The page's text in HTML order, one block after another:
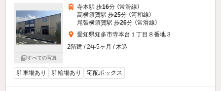
すべての写真
寺本駅 歩16分 （常滑線）
高横須賀駅 歩25分 （河和線）
尾張横須賀駅 歩26分 （常滑線）
愛知県知多市寺本台１丁目８番地３
2階建 / 2年5ヶ月 / 木造
駐車場あり 駐輪場あり 宅配ボックス